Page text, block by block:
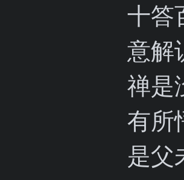
十答
意解
禅是
有所
是父